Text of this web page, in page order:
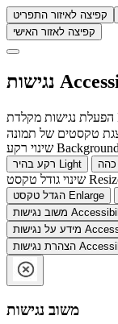
קפיצה לאיזור התפריט
קפיצה לאזור האישי
Light
Enlarge
משוב נגישות